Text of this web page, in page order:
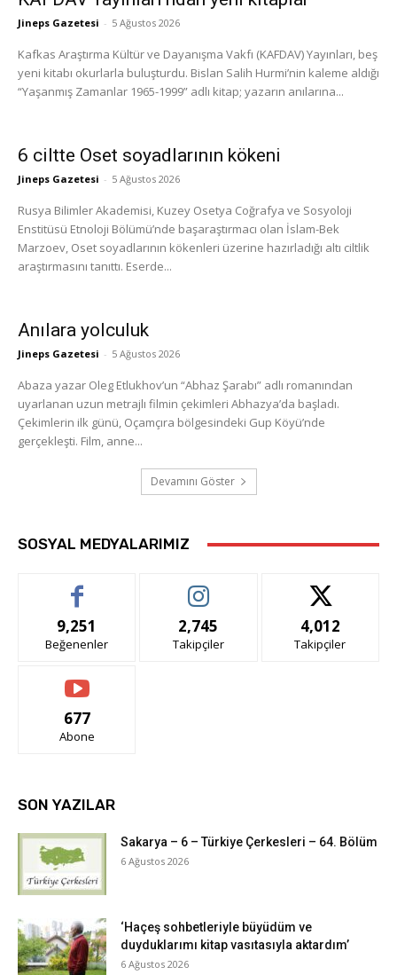
Jineps Gazetesi - 5 Ağustos 2026
Kafkas Araştırma Kültür ve Dayanışma Vakfı (KAFDAV) Yayınları, beş
yeni kitabı okurlarla buluşturdu. Bislan Salih Hurmi’nin kaleme aldığı
“Yaşanmış Zamanlar 1965-1999” adlı kitap; yazarın anılarına...
6 ciltte Oset soyadlarının kökeni
Jineps Gazetesi - 5 Ağustos 2026
Rusya Bilimler Akademisi, Kuzey Osetya Coğrafya ve Sosyoloji
Enstitüsü Etnoloji Bölümü’nde başaraştırmacı olan İslam-Bek
Marzoev, Oset soyadlarının kökenleri üzerine hazırladığı altı ciltlik
araştırmasını tanıttı. Eserde...
Anılara yolculuk
Jineps Gazetesi - 5 Ağustos 2026
Abaza yazar Oleg Etlukhov’un “Abhaz Şarabı” adlı romanından
uyarlanan uzun metrajlı filmin çekimleri Abhazya’da başladı.
Çekimlerin ilk günü, Oçamçıra bölgesindeki Gup Köyü’nde
gerçekleşti. Film, anne...
Devamını Göster
SOSYAL MEDYALARIMIZ
9,251
Beğenenler
2,745
Takipçiler
4,012
Takipçiler
677
Abone
SON YAZILAR
Sakarya – 6 – Türkiye Çerkesleri – 64. Bölüm
6 Ağustos 2026
‘Haçeş sohbetleriyle büyüdüm ve
duyduklarımı kitap vasıtasıyla aktardım’
6 Ağustos 2026